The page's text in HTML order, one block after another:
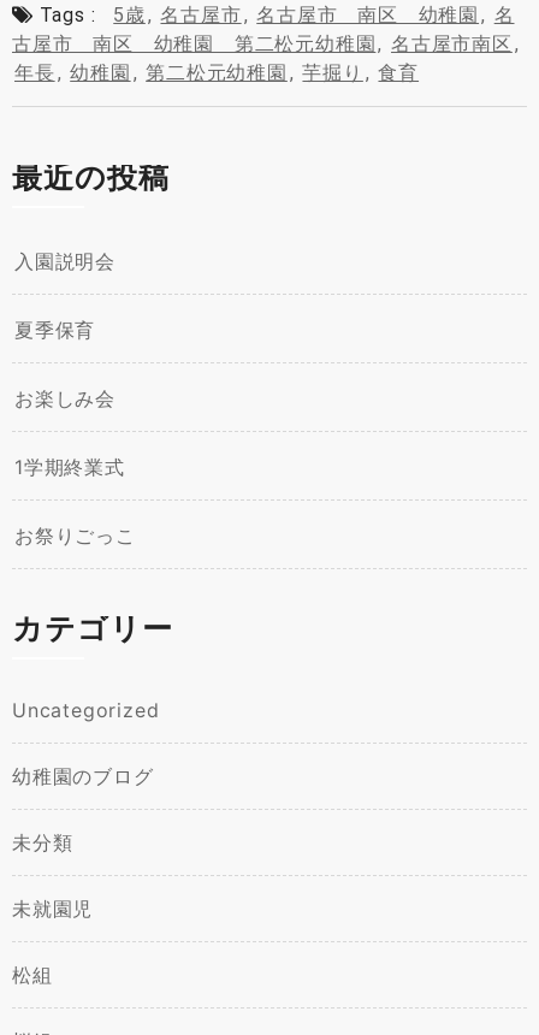
Tags : 5歳, 名古屋市, 名古屋市 南区 幼稚園 , 名
古屋市 南区 幼稚園 第二松元幼稚園, 名古屋市南区 ,
年長, 幼稚園 , 第二松元幼稚園 , 芋掘り , 食育
最近の投稿
入園説明会
夏季保育
お楽しみ会
1学期終業式
お祭りごっこ
カテゴリー
Uncategorized
幼稚園のブログ
未分類
未就園児
松組